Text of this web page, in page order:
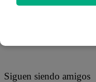
Siguen siendo amigos